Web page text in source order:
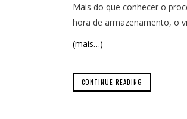
Mais do que conhecer o
hora de armazenamento, o
(mais…)
CONTINUE READING